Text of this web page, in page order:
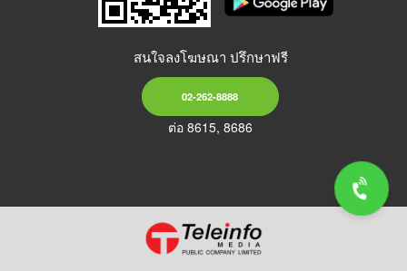
สนใจลงโฆษณา ปรึกษาฟรี
02-262-8888
ต่อ 8615, 8686